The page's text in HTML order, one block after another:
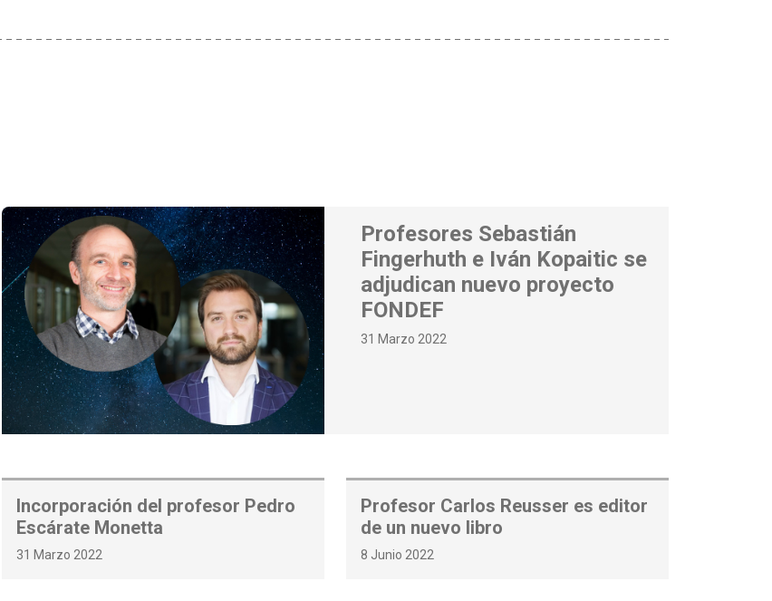
Profesores Sebastián
Fingerhuth e Iván Kopaitic se
adjudican nuevo proyecto
FONDEF
31 Marzo 2022
Incorporación del profesor Pedro
Escárate Monetta
31 Marzo 2022
Profesor Carlos Reusser es editor
de un nuevo libro
8 Junio 2022